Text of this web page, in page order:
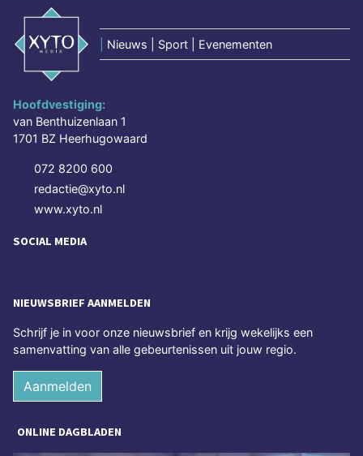
Nieuws | Sport | Evenementen
Hoofdvestiging:
van Benthuizenlaan 1
1701 BZ Heerhugowaard
072 8200 600
redactie@xyto.nl
www.xyto.nl
SOCIAL MEDIA
NIEUWSBRIEF AANMELDEN
Schrijf je in voor onze nieuwsbrief en krijg wekelijks een
samenvatting van alle gebeurtenissen uit jouw regio.
Aanmelden
ONLINE DAGBLADEN